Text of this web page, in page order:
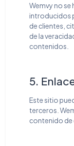
Wemvy no
introducidos
de clientes,
de la
contenidos.
5.
Este sitio
terceros.
contenido de